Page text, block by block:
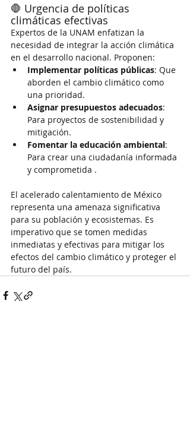
🛑 Urgencia de políticas
climáticas efectivas
Expertos de la UNAM enfatizan la
necesidad de integrar la acción climática
en el desarrollo nacional. Proponen:
Implementar políticas públicas: Que
aborden el cambio climático como
una prioridad.
Asignar presupuestos adecuados:
Para proyectos de sostenibilidad y
mitigación.
Fomentar la educación ambiental:
Para crear una ciudadanía informada
y comprometida .
El acelerado calentamiento de México
representa una amenaza significativa
para su población y ecosistemas. Es
imperativo que se tomen medidas
inmediatas y efectivas para mitigar los
efectos del cambio climático y proteger el
futuro del país.